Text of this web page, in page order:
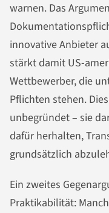
warnen. Das
innovative Anbieter
stärkt damit US-
Wettbewerber, die
Pflichten stehen.
unbegründet – sie
dafür herhalten,
grundsätzlich
Ein zweites
Praktikabilität: